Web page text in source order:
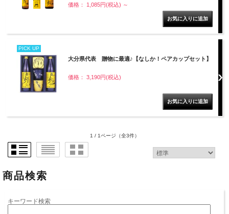
価格： 1,085円(税込) ～
PICK UP
大分県代表 贈物に最適♪【なしか！ペアカップセット】
価格： 3,190円(税込)
1 / 1ページ （全3件）
商品検索
キーワード検索